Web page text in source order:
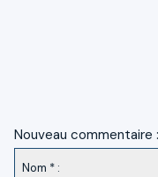
Nouveau commentaire :
Nom * :